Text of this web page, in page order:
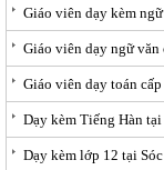
Giáo viên dạy kèm
Giáo viên dạy ngữ văn
Giáo viên dạy toán
Dạy kèm Tiếng Hàn tại
Dạy kèm lớp 12 tại